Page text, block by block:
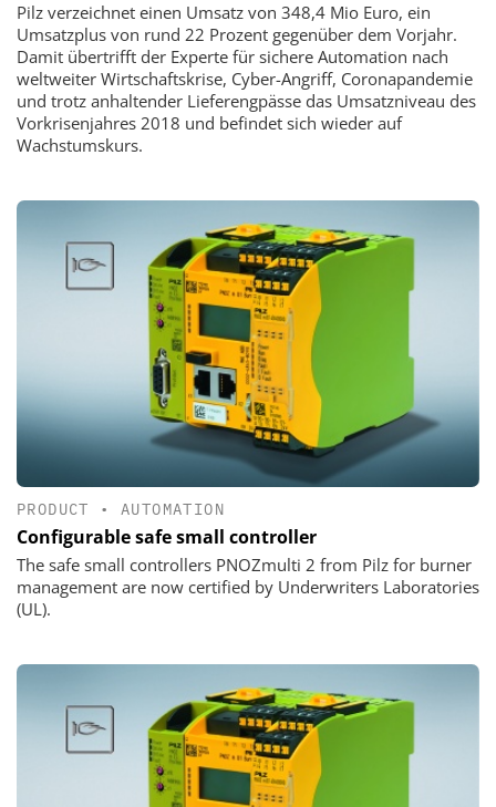
Pilz verzeichnet einen Umsatz von 348,4 Mio Euro, ein
Umsatzplus von rund 22 Prozent gegenüber dem Vorjahr.
Damit übertrifft der Experte für sichere Automation nach
weltweiter Wirtschaftskrise, Cyber-Angriff, Coronapandemie
und trotz anhaltender Lieferengpässe das Umsatzniveau des
Vorkrisenjahres 2018 und befindet sich wieder auf
Wachstumskurs.
PRODUCT •AUTOMATION
Configurable safe small controller
The safe small controllers PNOZmulti 2 from Pilz for burner
management are now certified by Underwriters Laboratories
(UL).